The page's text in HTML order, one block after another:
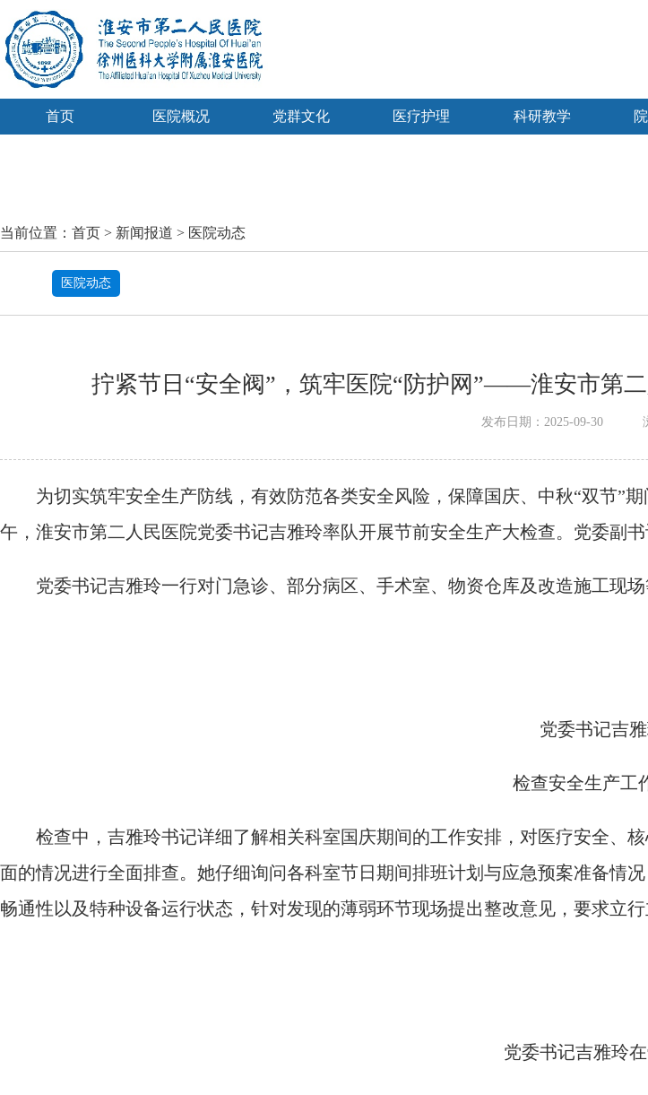
首页 医院概况 党群文化 医疗护理 科研教学
当前位置： 首页 > 新闻报道 > 医院动态
医院动态
拧紧节日“安全阀”，筑牢医院“防护网”——淮安市第
发布日期：2025-09-30
为切实筑牢安全生产防线，有效防范各类安全风险，保障国庆、中秋“双节”期
午，淮安市第二人民医院党委书记吉雅玲率队开展节前安全生产大检查。党委副
党委书记吉雅玲一行对门急诊、部分病区、手术室、物资仓库及改造施工现场
党委书记吉雅
检查安全生产工
检查中，吉雅玲书记详细了解相关科室国庆期间的工作安排，对医疗安全、
面的情况进行全面排查。她仔细询问各科室节日期间排班计划与应急预案准备情
畅通性以及特种设备运行状态，针对发现的薄弱环节现场提出整改意见，要求立行
党委书记吉雅玲在